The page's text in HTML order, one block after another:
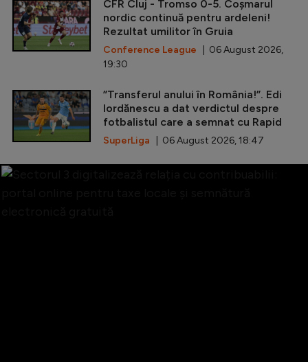
CFR Cluj - Tromso 0-5. Coșmarul
nordic continuă pentru ardeleni!
Rezultat umilitor în Gruia
Conference League | 06 August 2026,
19:30
”Transferul anului în România!”. Edi
Iordănescu a dat verdictul despre
fotbalistul care a semnat cu Rapid
SuperLiga | 06 August 2026, 18:47